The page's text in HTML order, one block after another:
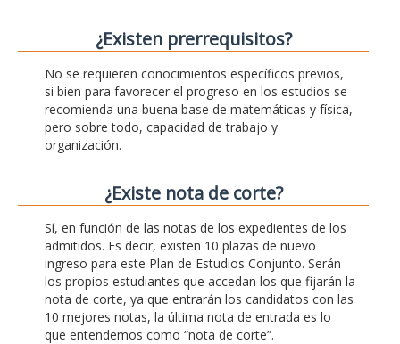
¿Existen prerrequisitos?
No se requieren conocimientos específicos previos,
si bien para favorecer el progreso en los estudios se
recomienda una buena base de matemáticas y física,
pero sobre todo, capacidad de trabajo y
organización.
¿Existe nota de corte?
Sí, en función de las notas de los expedientes de los
admitidos. Es decir, existen 10 plazas de nuevo
ingreso para este Plan de Estudios Conjunto. Serán
los propios estudiantes que accedan los que fijarán la
nota de corte, ya que entrarán los candidatos con las
10 mejores notas, la última nota de entrada es lo
que entendemos como “nota de corte”.